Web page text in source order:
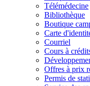
Télémédecine
Bibliothèque
Boutique
Carte
Courriel
Cours à
Offres à prix
Permis de